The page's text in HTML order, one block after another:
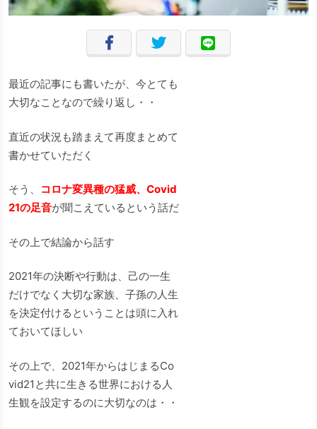
最近の記事にも書いたが、今とても
大切なことなので繰り返し・・
直近の状況も踏まえて再度まとめて
書かせていただく
そう、
コロナ変異種の猛威、Covid
21の足音が聞こえているという話だ
その上で結論から話す
2021年の決断や行動は、己の一生
だけでなく大切な家族、子孫の人生
を決定付けるということは頭に入れ
ておいてほしい
その上で、2021年からはじまるCo
vid21と共に生きる世界における人
生観を設定するのに大切なのは・・